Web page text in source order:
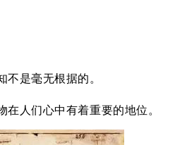
是毫无根据的。
人们心中有着重要的地位。